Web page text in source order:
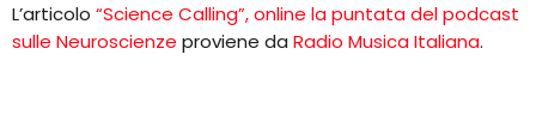
L’articolo “Science Calling”, online la puntata del podcast
sulle Neuroscienze proviene da Radio Musica Italiana.